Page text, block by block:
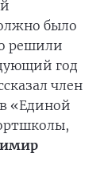
было
решили
год
член
«Единой